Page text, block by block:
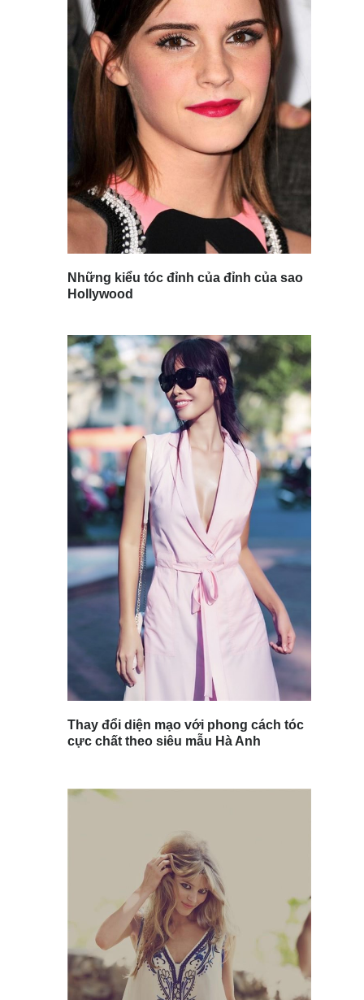
Những kiểu tóc đỉnh của đỉnh của sao
Hollywood
Thay đổi diện mạo với phong cách tóc
cực chất theo siêu mẫu Hà Anh